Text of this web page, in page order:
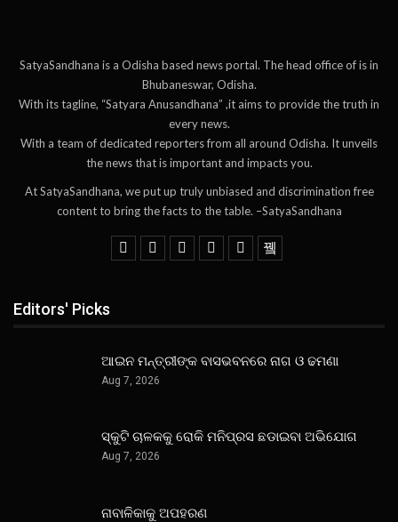
SatyaSandhana is a Odisha based news portal. The head office of is in
Bhubaneswar, Odisha.
With its tagline, “Satyara Anusandhana” ,it aims to provide the truth in
every news.
With a team of dedicated reporters from all around Odisha. It unveils
the news that is important and impacts you.
At SatyaSandhana, we put up truly unbiased and discrimination free
content to bring the facts to the table. –SatyaSandhana
Editors' Picks
ଆଇନ ମନ୍ତ୍ରୀଙ୍କ ବାସଭବନରେ ନାଗ ଓ ଢମଣା
Aug 7, 2026
ସ୍କୁଟି ଚାଳକକୁ ରୋକି ମନିପ୍ରସ ଛଡାଇବା ଅଭିଯୋଗ
Aug 7, 2026
ନାବାଳିକାକୁ ଅପହରଣ